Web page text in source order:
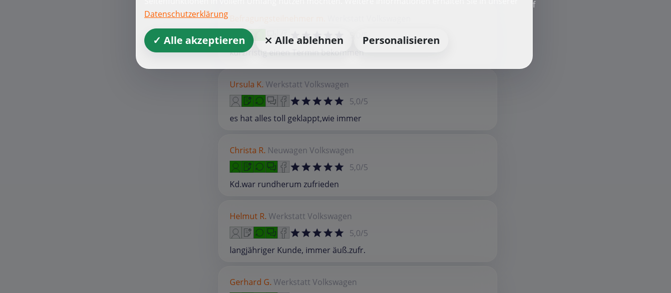
5,0/5
kurzfristig einen Termin bekommen
Ursula K. Werkstatt Volkswagen
5,0/5
es hat alles toll geklappt,wie immer
Christa R. Neuwagen Volkswagen
5,0/5
Kd.war rundherum zufrieden
Helmut R. Werkstatt Volkswagen
5,0/5
langjähriger Kunde, immer äuß.zufr.
Gerhard G. Werkstatt Volkswagen
Datenschutzerklärung
✓ Alle akzeptieren ⨯ Alle ablehnen Personalisieren
f